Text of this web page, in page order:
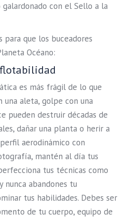
con el Sello a la
para que los buceadores
Océano:
es más frágil de lo que
una aleta, golpe con una
pueden destruir décadas de
dañar una planta o herir a
aerodinámico con
mantén al día tus
tus técnicas como
nunca abandones tu
tus habilidades. Debes ser
de tu cuerpo, equipo de